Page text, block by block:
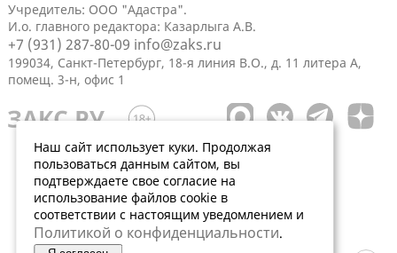
Учредитель: ООО "Адастра".
И.о. главного редактора: Казарлыга А.В.
+7 (931) 287-80-09 info@zaks.ru
199034, Санкт-Петербург, 18-я линия В.О., д. 11 литера А,
помещ. 3-н, офис 1
Наш сайт использует куки. Продолжая
пользоваться данным сайтом, вы
подтверждаете свое согласие на
использование файлов cookie в
соответствии с настоящим уведомлением и
Политикой о конфиденциальности.